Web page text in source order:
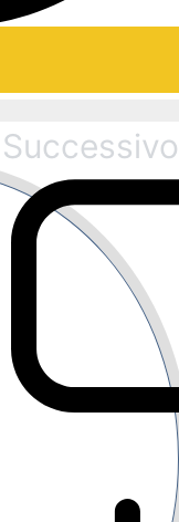
Successivo